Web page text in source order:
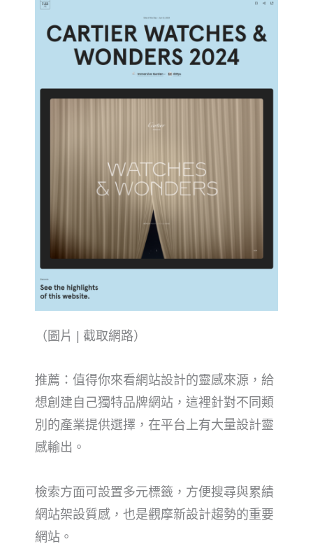
（圖片 | 截取網路）
推薦：值得你來看網站設計的靈感來源， 給
想創建自己獨特品牌網站，這裡針對不同類
別的產業提供選擇，在平台上有大量設計靈
感輸出。
檢索方面可設置多元標籤，方便搜尋與累績
網站架設質感，也是觀摩新設計趨勢的重要
網站。